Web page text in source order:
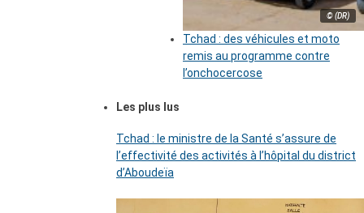
© (DR)
Tchad : des véhicules et moto
remis au programme contre
l’onchocercose
Les plus lus
Tchad : le ministre de la Santé s’assure de
l’effectivité des activités à l’hôpital du district
d’Aboudeïa